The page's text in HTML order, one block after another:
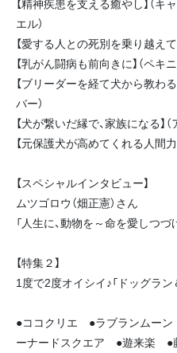
【精神疾患を支える癒やし】（
エル）
【愛する人との死別を乗り越え
【乳がん闘病も前向きに】（ペキ
【ブリーダーを経て犬から教わ
バー）
【犬が繋いだ縁で、家族になる】
【元保護犬が高めてくれる人間力
【スペシャルインタビュー】
ムツゴロウ（畑正憲）さん
「人生に、動物を～命を愛しつづ
【特集２】
1度で2度オイシイ♪「ドッグラン
●ココクリエ ●ラブランムー
ーナードスクエア ●遊来楽 ●